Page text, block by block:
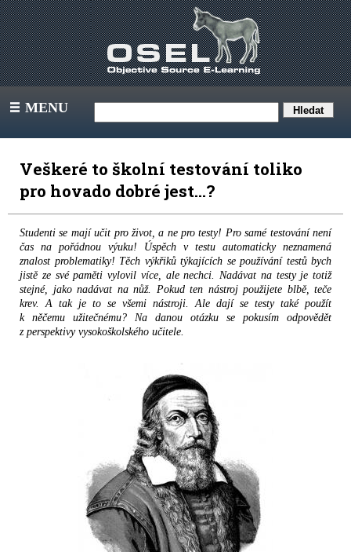
III MENU
Veškeré to školní testování toliko
pro hovado dobré jest…?
Studenti se mají učit pro život, a ne pro testy! Pro samé testování není
čas na pořádnou výuku! Úspěch v testu automaticky neznamená
znalost problematiky! Těch výkřiků týkajících se používání testů bych
jistě ze své paměti vylovil více, ale nechci. Nadávat na testy je totiž
stejné, jako nadávat na nůž. Pokud ten nástroj použijete blbě, teče
krev. A tak je to se všemi nástroji. Ale dají se testy také použít
k něčemu užitečnému? Na danou otázku se pokusím odpovědět
z perspektivy vysokoškolského učitele.